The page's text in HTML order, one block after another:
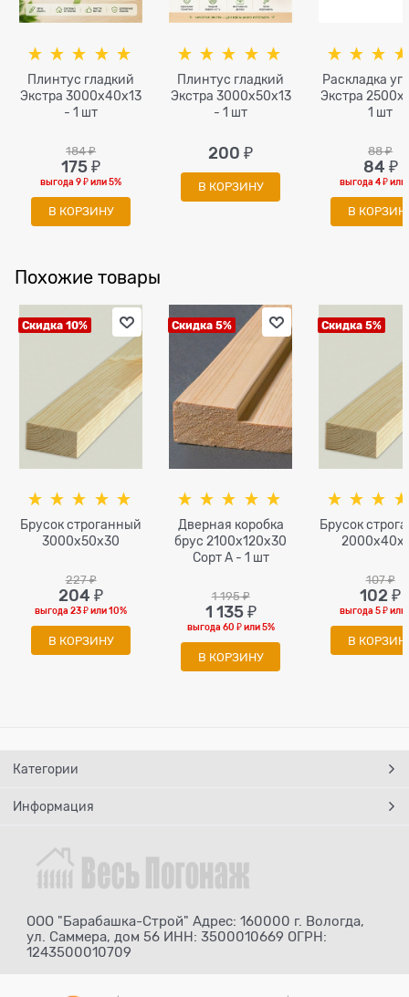
Плинтус гладкий
Экстра 3000x40х13
- 1 шт
184 ₽
175 ₽
выгода9 ₽или5%
В КОРЗИНУ
Плинтус гладкий
Экстра 3000x50х13
- 1 шт
200 ₽
В КОРЗИНУ
Раскладка
Экстра
1 шт
88 ₽
84 ₽
выгода4 ₽или
В
Похожие товары
Скидка 10%
Брусок строганный
3000x50х30
227 ₽
204 ₽
выгода23 ₽или10%
В КОРЗИНУ
Скидка 5%
Дверная коробка
брус 2100х120х30
Сорт А - 1 шт
1 195 ₽
1 135 ₽
выгода 60 ₽или5%
В КОРЗИНУ
Скидка 5%
Брусок
107 ₽
102 ₽
выгода5 ₽или
В
Категории
Информация
ООО "Барабашка-Строй" Адрес: 160000 г. Вологда,
ул. Саммера, дом 56 ИНН: 3500010669 ОГРН:
1243500010709